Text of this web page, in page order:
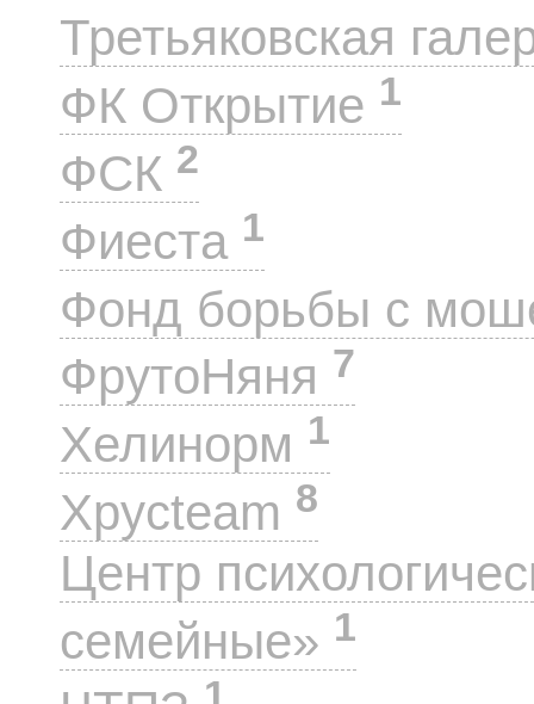
Третьяковская
ФК Открытие 1
ФСК 2
Фиеста 1
Фонд борьбы с
ФрутоНяня 7
Хелинорм 1
Хрусteam 8
Центр
семейные» 1
1